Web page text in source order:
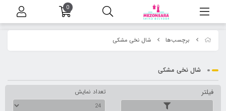
برچسب‌ها شال نخی مشکی
شال نخی مشکی
فیلتر تعداد نمایش
0